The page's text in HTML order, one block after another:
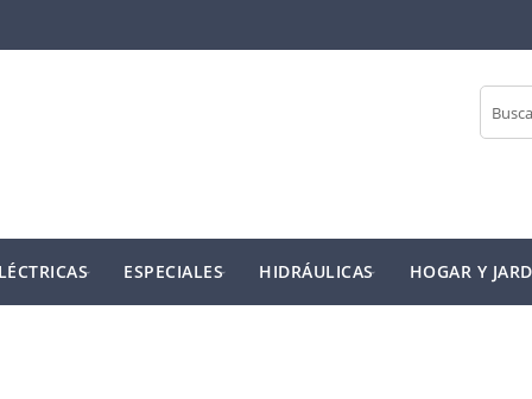
Buscar
ESPECIALES HIDRÁULICAS HOGAR Y